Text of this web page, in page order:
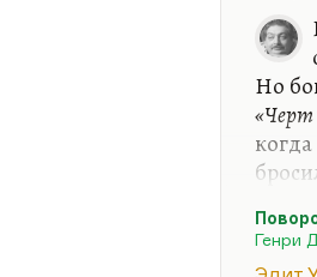
Но
«Черт
Генри